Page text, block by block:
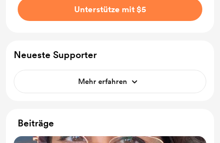
Unterstütze mit $5
Neueste Supporter
Mehr erfahren
Beiträge